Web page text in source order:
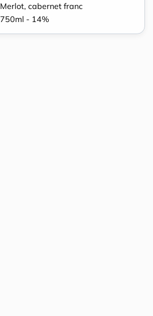
Merlot, cabernet franc
750ml - 14%